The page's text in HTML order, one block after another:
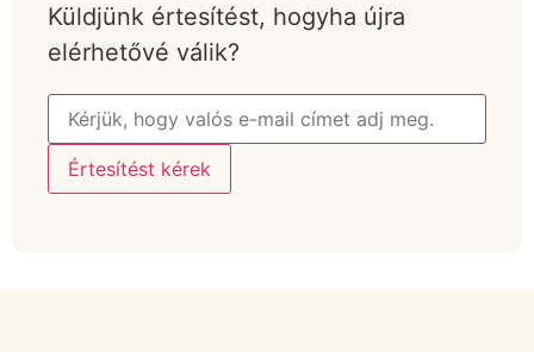
Küldjünk értesítést, hogyha újra
elérhetővé válik?
Értesítést kérek